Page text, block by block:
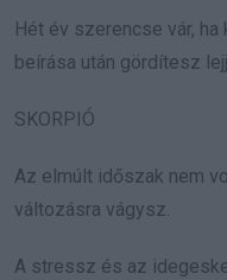
Hét év szerencse vár,
beírása után gördítesz
SKORPIÓ
Az elmúlt időszak nem
változásra vágysz.
A stressz és az